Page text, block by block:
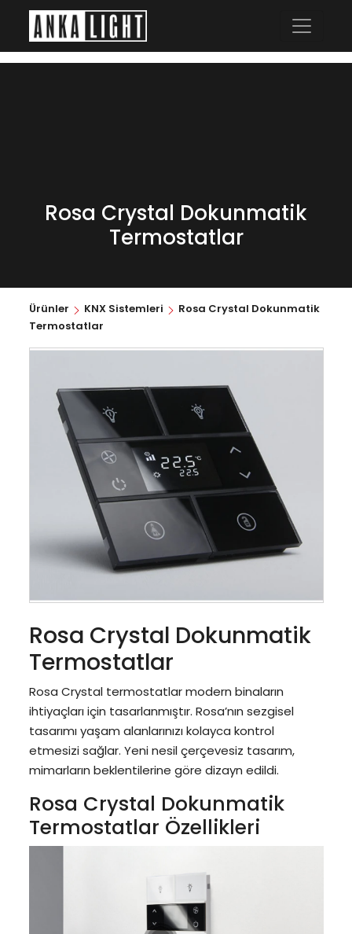
Rosa Crystal Dokunmatik
Termostatlar
Ürünler KNX Sistemleri
Rosa Crystal Dokunmatik
Termostatlar
Rosa Crystal Dokunmatik
Termostatlar
Rosa Crystal termostatlar modern binaların
ihtiyaçları için tasarlanmıştır. Rosa’nın sezgisel
tasarımı yaşam alanlarınızı kolayca kontrol
etmesizi sağlar. Yeni nesil çerçevesiz tasarım,
mimarların beklentilerine göre dizayn edildi.
Rosa Crystal Dokunmatik
Termostatlar Özellikleri